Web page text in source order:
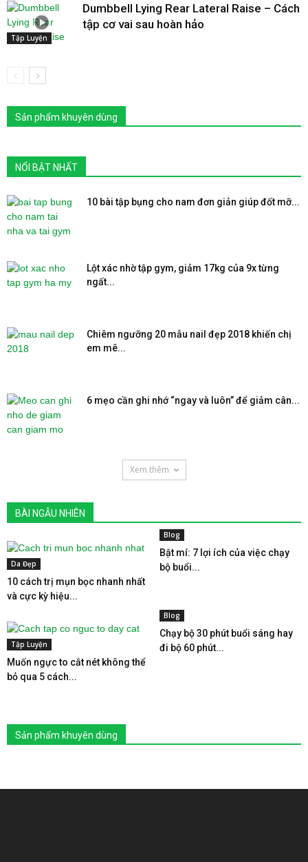
Tập Luyện
Dumbbell Lying Rear Lateral Raise – Cách
tập cơ vai sau hoàn hảo
Sản phẩm khuyên dùng
NỔI BẬT NHẤT
10 bài tập bụng cho nam đơn giản giúp đốt mỡ...
Lột xác nhờ tập gym, giảm 17kg của 9x từng
ngất...
Chiêm ngưỡng 20 mẫu nail đẹp 2018 khiến chị
em mê...
6 mẹo cần ghi nhớ “ngay và luôn” để giảm cân...
Xem thêm
BÀI NGẪU NHIÊN
Da Đẹp
10 cách trị mụn bọc nhanh nhất
và cực kỳ hiệu...
Blog
Bật mí: 7 lợi ích của việc chạy
bộ buổi...
Tập Luyện
Muốn ngực to cắt nét không thể
bỏ qua 5 cách...
Blog
Chạy bộ 30 phút buổi sáng hay
đi bộ 60 phút...
Sản phẩm khuyên dùng